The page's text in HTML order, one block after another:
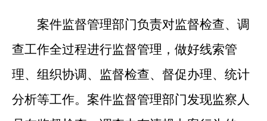
案件监督管理部门负责对监督检查、调
查工作全过程进行监督管理，做好线索管
理、组织协调、监督检查、督促办理、统计
分析等工作。案件监督管理部门发现监察人